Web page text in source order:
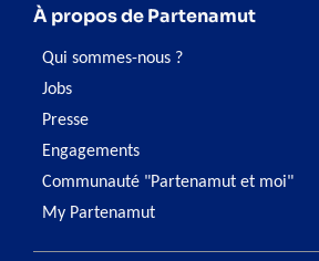
À propos de Partenamut
Qui sommes-nous ?
Jobs
Presse
Engagements
Communauté "Partenamut et moi"
My Partenamut